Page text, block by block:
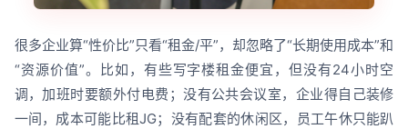
很多企业算“性价比”只看“租金/平”，却忽略了“长期使用成本”和
“资源价值”。比如，有些写字楼租金便宜，但没有24小时空
调，加班时要额外付电费；没有公共会议室，企业得自己装修
一间，成本可能比租JG；没有配套的休闲区，员工午休只能趴